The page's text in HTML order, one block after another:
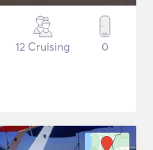
12 Cruising 0